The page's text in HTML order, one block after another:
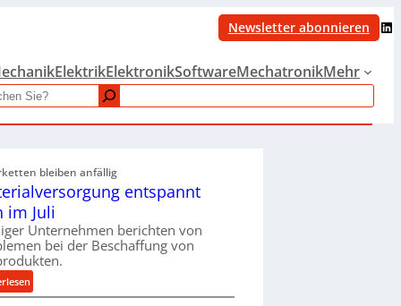
Newsletter abonnieren LinkedIn
ElektrikElektronikSoftwareMechatronikMehr
bleiben anfällig
entspannt
im Juli
Unternehmen berichten von
bei der Beschaffung von
:
M